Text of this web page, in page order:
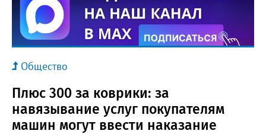
Общество
Плюс 300 за коврики: за
навязывание услуг покупателям
машин могут ввести наказание